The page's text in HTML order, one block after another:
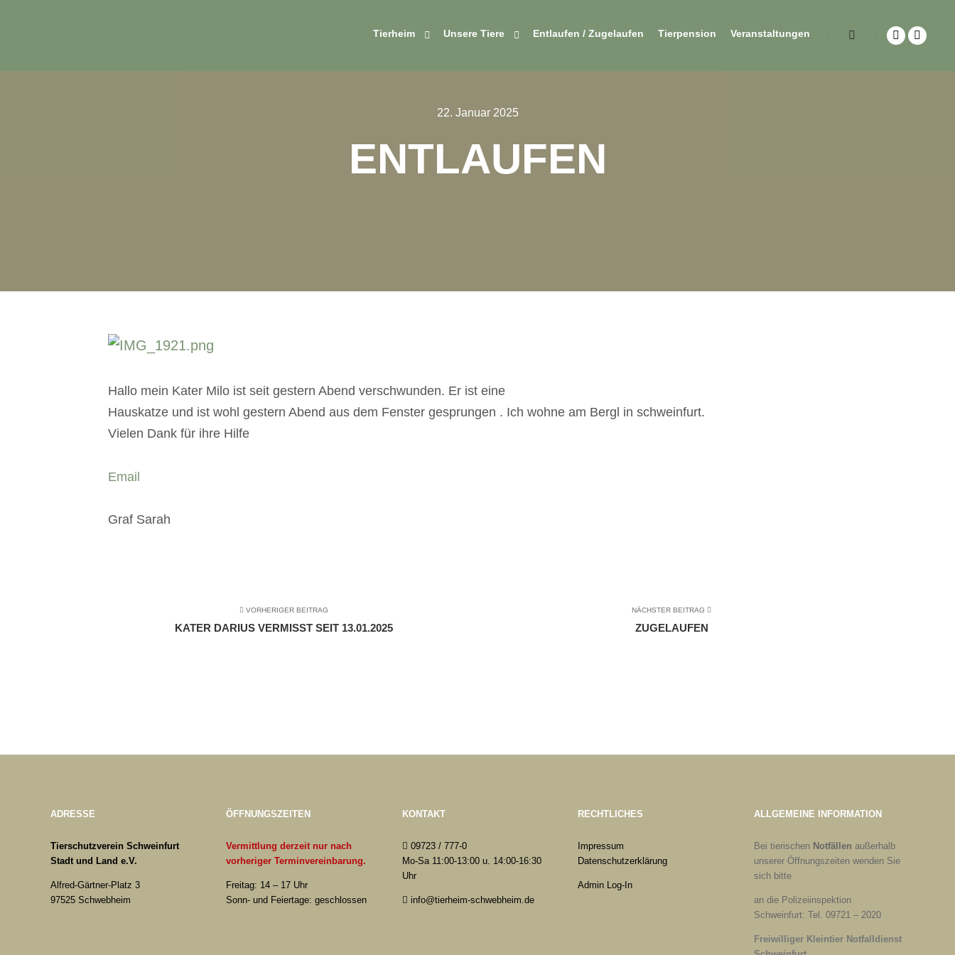
Tierheim Unsere Tiere Entlaufen / Zugelaufen Tierpension Veranstaltungen
22. Januar 2025
ENTLAUFEN
Hallo mein Kater Milo ist seit gestern Abend verschwunden. Er ist eine
Hauskatze und ist wohl gestern Abend aus dem Fenster gesprungen . Ich wohne am Bergl in schweinfurt.
Vielen Dank für ihre Hilfe
Email
Graf Sarah
VORHERIGER BEITRAG
KATER DARIUS VERMISST SEIT 13.01.2025
NÄCHSTER BEITRAG
ZUGELAUFEN
ADRESSE
Tierschutzverein Schweinfurt
Stadt und Land e.V.
Alfred-Gärtner-Platz 3
97525 Schwebheim
ÖFFNUNGSZEITEN
Vermittlung derzeit nur nach
vorheriger Terminvereinbarung.
Freitag: 14 – 17 Uhr
Sonn- und Feiertage: geschlossen
KONTAKT
09723 / 777-0
Mo-Sa 11:00-13:00 u. 14:00-16:30
Uhr
info@tierheim-schwebheim.de
RECHTLICHES
Impressum
Datenschutzerklärung
Admin Log-In
ALLGEMEINE INFORMATION
Bei tierischen Notfällen außerhalb
unserer Öffnungszeiten wenden Sie
sich bitte
an die Polizeiinspektion
Schweinfurt: Tel. 09721 – 2020
Freiwilliger Kleintier Notfalldienst